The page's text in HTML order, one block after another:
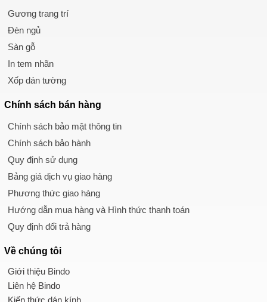
Gương trang trí
Đèn ngủ
Sàn gỗ
In tem nhãn
Xốp dán tường
Chính sách bán hàng
Chính sách bảo mật thông tin
Chính sách bảo hành
Quy định sử dụng
Bảng giá dịch vụ giao hàng
Phương thức giao hàng
Hướng dẫn mua hàng và Hình thức thanh toán
Quy định đổi trả hàng
Về chúng tôi
Giới thiệu Bindo
Liên hệ Bindo
Kiến thức dán kính